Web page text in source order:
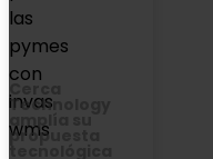
Cerca
Technology
amplía su
propuesta